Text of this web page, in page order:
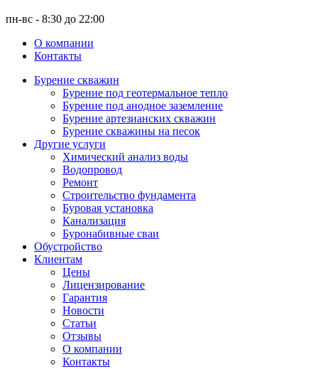
пн-вс - 8:30 до 22:00
О компании
Контакты
Бурение скважин
Бурение под геотермальное тепло
Бурение под анодное заземление
Бурение артезианских скважин
Бурение скважины на песок
Другие услуги
Химический анализ воды
Водопровод
Ремонт
Строительство фундамента
Буровая установка
Канализация
Буронабивные сваи
Обустройство
Клиентам
Цены
Лицензирование
Гарантия
Новости
Статьи
Отзывы
О компании
Контакты